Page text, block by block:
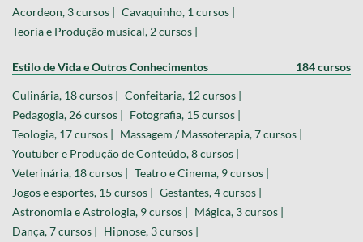
Acordeon, 3 cursos | Cavaquinho, 1 cursos |
Teoria e Produção musical, 2 cursos |
Estilo de Vida e Outros Conhecimentos 184 cursos
Culinária, 18 cursos | Confeitaria, 12 cursos |
Pedagogia, 26 cursos | Fotografia, 15 cursos |
Teologia, 17 cursos | Massagem / Massoterapia, 7 cursos |
Youtuber e Produção de Conteúdo, 8 cursos |
Veterinária, 18 cursos | Teatro e Cinema, 9 cursos |
Jogos e esportes, 15 cursos | Gestantes, 4 cursos |
Astronomia e Astrologia, 9 cursos | Mágica, 3 cursos |
Dança, 7 cursos | Hipnose, 3 cursos |